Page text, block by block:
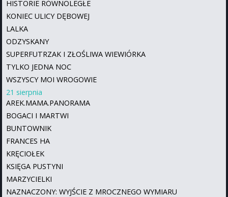
HISTORIE RÓWNOLEGŁE
KONIEC ULICY DĘBOWEJ
LALKA
ODZYSKANY
SUPERFUTRZAK I ZŁOŚLIWA WIEWIÓRKA
TYLKO JEDNA NOC
WSZYSCY MOI WROGOWIE
21 sierpnia
AREK.MAMA.PANORAMA
BOGACI I MARTWI
BUNTOWNIK
FRANCES HA
KRĘCIOŁEK
KSIĘGA PUSTYNI
MARZYCIELKI
NAZNACZONY: WYJŚCIE Z MROCZNEGO WYMIARU